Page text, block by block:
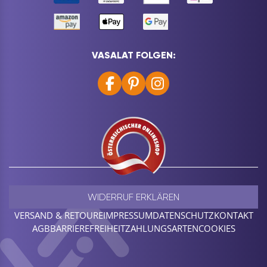
VASALAT FOLGEN:
VERSAND & RETOUREIMPRESSUMDATENSCHUTZKONTAKT
AGBBARRIEREFREIHEITZAHLUNGSARTENCOOKIES
WIDERRUF ERKLÄREN